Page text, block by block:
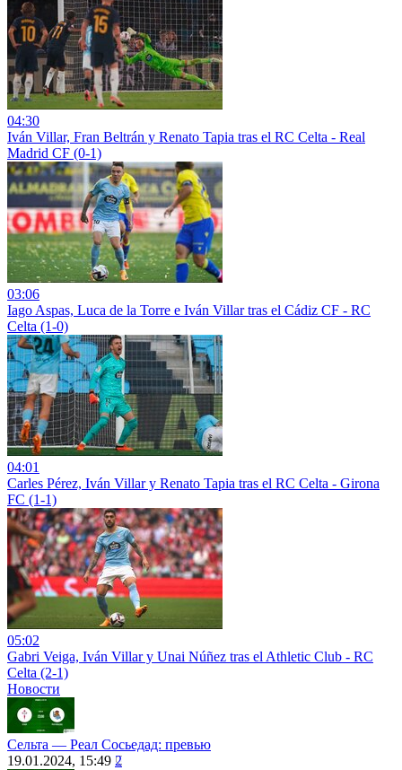
04:30
Iván Villar, Fran Beltrán y Renato Tapia tras el RC Celta - Real
Madrid CF (0-1)
03:06
Iago Aspas, Luca de la Torre e Iván Villar tras el Cádiz CF - RC
Celta (1-0)
04:01
Carles Pérez, Iván Villar y Renato Tapia tras el RC Celta - Girona
FC (1-1)
05:02
Gabri Veiga, Iván Villar y Unai Núñez tras el Athletic Club - RC
Celta (2-1)
Новости
Сельта ― Реал Сосьедад: превью
19.01.2024, 15:49 2